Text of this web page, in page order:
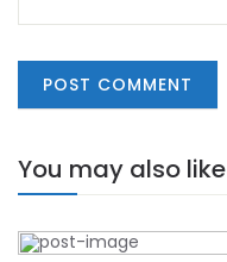
You may also like